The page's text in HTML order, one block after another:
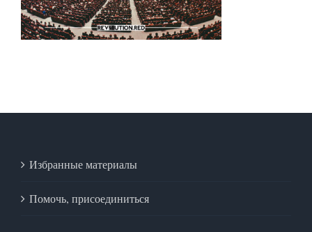
Избранные материалы
Помочь, присоединиться